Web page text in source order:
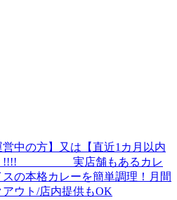
営中の方】又は【直近1カ月以内
】 !!!! 実店舗もあるカレ
の本格カレーを簡単調理！月間
ウト/店内提供もOK